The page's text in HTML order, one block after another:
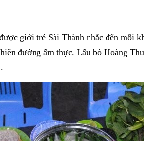
giới trẻ Sài Thành nhắc đến mỗi
đường ẩm thực. Lẩu bò Hoàng